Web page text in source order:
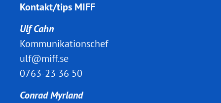
Kontakt/tips MIFF
Ulf Cahn
Kommunikationschef
ulf@miff.se
0763-23 36 50
Conrad Myrland